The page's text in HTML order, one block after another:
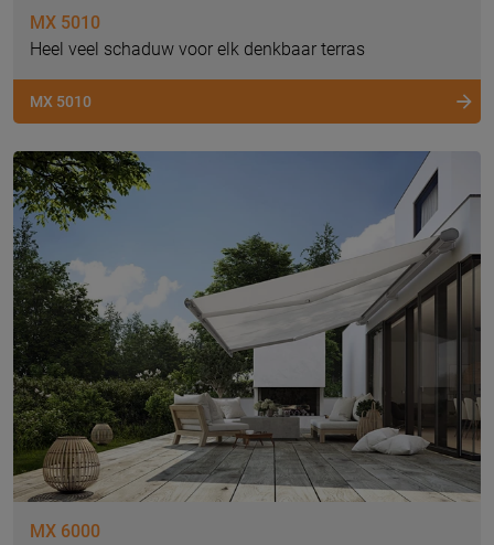
MX 5010
Heel veel schaduw voor elk denkbaar terras
MX 5010
MX 6000